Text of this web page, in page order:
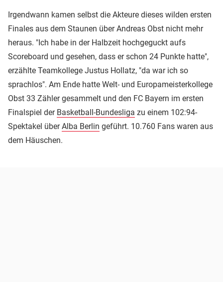
Irgendwann kamen selbst die Akteure dieses wilden ersten
Finales aus dem Staunen über Andreas Obst nicht mehr
heraus. "Ich habe in der Halbzeit hochgeguckt aufs
Scoreboard und gesehen, dass er schon 24 Punkte hatte",
erzählte Teamkollege Justus Hollatz, "da war ich so
sprachlos". Am Ende hatte Welt- und Europameisterkollege
Obst 33 Zähler gesammelt und den FC Bayern im ersten
Finalspiel der Basketball-Bundesliga zu einem 102:94-
Spektakel überAlba Berlin geführt. 10.760 Fans waren aus
dem Häuschen.